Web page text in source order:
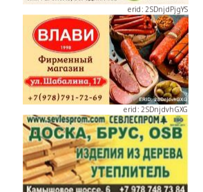
erid: 2SDnjdvhGXG
erid: 2SDnjcLUypt